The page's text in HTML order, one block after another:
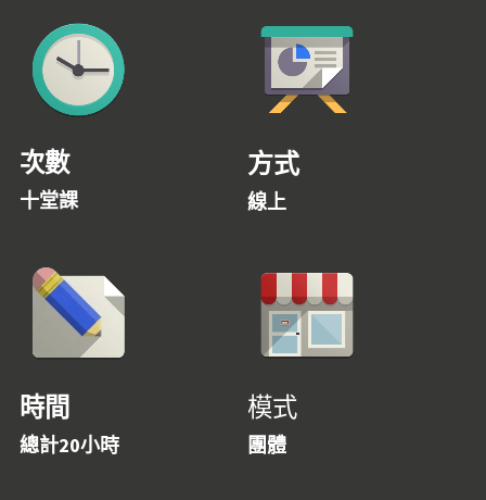
次數
十堂課
方式
線上
時間
總計20小時
模式
團體